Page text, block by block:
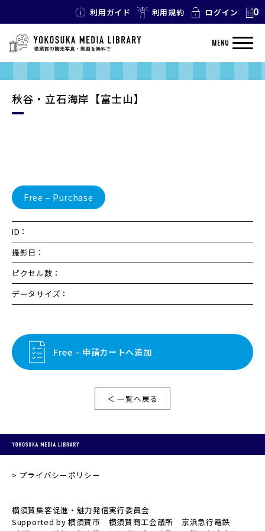
利用ガイド 利用規約 ログイン 0
MENU
秋谷・立石海岸【富士山】
Free – Purchase
ID：
撮影日：
ピクセル数：
データサイズ：
Free – 申請カートへ追加
＜ 一覧へ戻る
プライバシーポリシー
横須賀集客促進・魅力発信実行委員会
Supported by 横須賀市 横須賀商工会議所 京浜急行電鉄